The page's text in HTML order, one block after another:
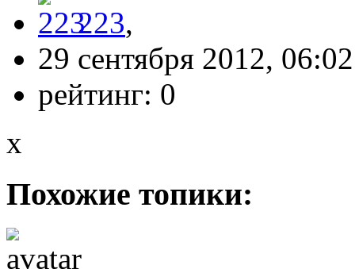
223,
29 сентября 2012, 06:02
рейтинг: 0
x
Похожие топики: